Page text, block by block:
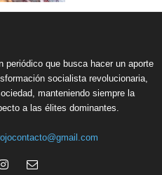
periódico que busca hacer un aporte
socialista revolucionaria,
manteniendo siempre la
a las élites dominantes.